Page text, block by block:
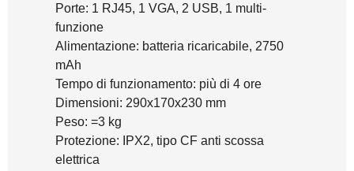
Porte: 1 RJ45, 1 VGA, 2 USB, 1 multi-
funzione
Alimentazione: batteria ricaricabile, 2750
mAh
Tempo di funzionamento: più di 4 ore
Dimensioni: 290x170x230 mm
Peso: =3 kg
Protezione: IPX2, tipo CF anti scossa
elettrica